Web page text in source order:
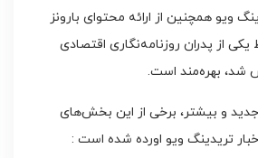
ویو همچنین از ارائه محتوای بارونز
1921 توسط یکی از پدران روزنامه‌نگاری اقتصادی
شد، بهره‌مند است.
و بیشتر، برخی از این بخش‌های
تریدینگ ویو اورده شده است :